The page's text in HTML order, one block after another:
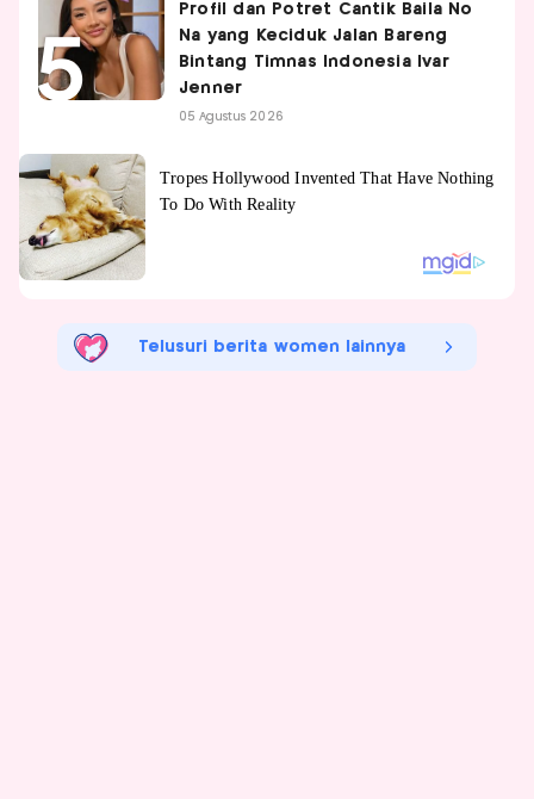
Profil dan Potret Cantik Baila No
Na yang Keciduk Jalan Bareng
Bintang Timnas Indonesia Ivar
Jenner
05 Agustus 2026
Telusuri berita women lainnya